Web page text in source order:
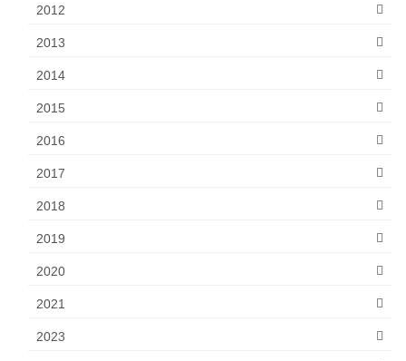
2012
2013
2014
2015
2016
2017
2018
2019
2020
2021
2023